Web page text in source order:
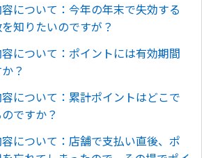
について：今年の年末で失効する
知りたいのですが？
について：ポイントには有効期間
？
について：累計ポイントはどこで
ですか？
について：店舗で支払い直後、ポ